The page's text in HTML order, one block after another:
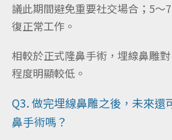
議此期間避免重要社交場合；5～
復正常工作。
相較於正式隆鼻手術，埋線鼻雕
程度明顯較低。
Q3. 做完埋線鼻雕之後，未來還
鼻手術嗎？